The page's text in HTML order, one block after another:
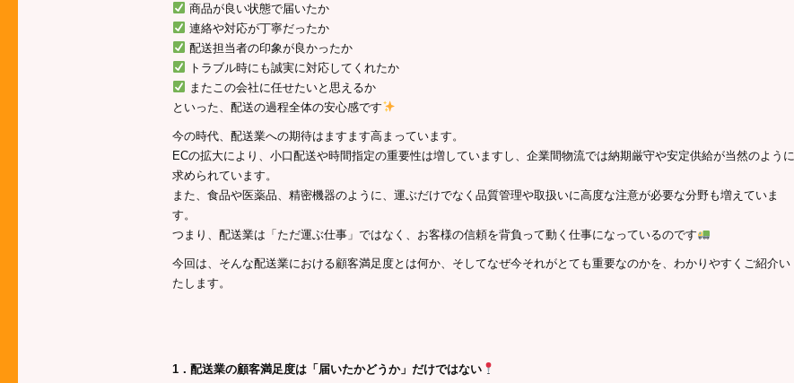
商品が良い状態で届いたか
連絡や対応が丁寧だったか
配送担当者の印象が良かったか
トラブル時にも誠実に対応してくれたか
またこの会社に任せたいと思えるか
といった、配送の過程全体の安心感です
今の時代、配送業への期待はますます高まっています。
ECの拡大により、小口配送や時間指定の重要性は増していますし、企業間物流では納期厳守や安定供給が当然のように
求められています。
また、食品や医薬品、精密機器のように、運ぶだけでなく品質管理や取扱いに高度な注意が必要な分野も増えていま
す。
つまり、配送業は「ただ運ぶ仕事」ではなく、お客様の信頼を背負って動く仕事になっているのです
今回は、そんな配送業における顧客満足度とは何か、そしてなぜ今それがとても重要なのかを、わかりやすくご紹介い
たします。
1．配送業の顧客満足度は「届いたかどうか」だけではない